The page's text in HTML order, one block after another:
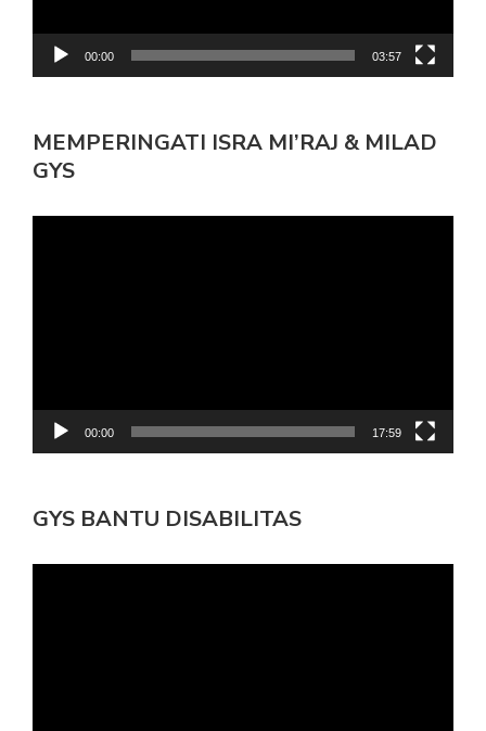
00:00 03:57
MEMPERINGATI ISRA MI’RAJ & MILAD
GYS
00:00 17:59
GYS BANTU DISABILITAS